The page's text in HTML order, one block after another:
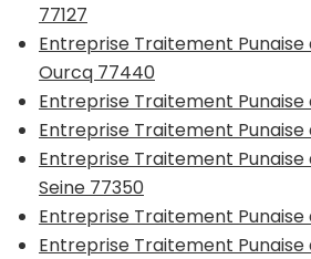
77127
Entreprise Traitement Punaise
Ourcq 77440
Entreprise Traitement Punaise
Entreprise Traitement Punaise
Entreprise Traitement
Seine 77350
Entreprise Traitement Punaise
Entreprise Traitement